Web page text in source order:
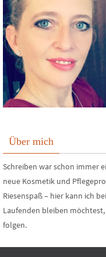
Über mich
Schreiben war schon immer
neue Kosmetik und
Riesenspaß – hier kann ich
Laufenden bleiben
folgen.